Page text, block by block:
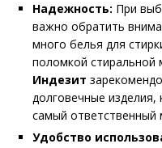
Надежность: При
важно обратить
много белья для
поломкой
Индезит
долговечные изделия,
самый ответственный
Удобство